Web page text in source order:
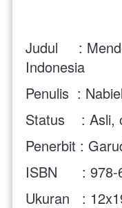
Judul     :
Indonesia
Penulis  :
Status    : Asli,
Penerbit :
ISBN      :
Ukuran   :